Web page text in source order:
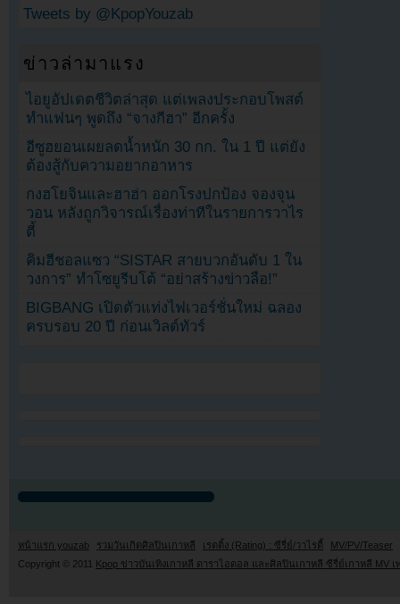
Tweets by @KpopYouzab
ข่าวล่ามาแรง
ไอยูอัปเดตชีวิตล่าสุด แต่เพลงประกอบโพสต์
ทำแฟนๆ พูดถึง “จางกีฮา” อีกครั้ง
อีซูฮยอนเผยลดน้ำหนัก 30 กก. ใน 1 ปี แต่ยัง
ต้องสู้กับความอยากอาหาร
กงฮโยจินและฮาฮ่า ออกโรงปกป้อง จองจุน
วอน หลังถูกวิจารณ์เรื่องท่าทีในรายการวาไร
ตี้
คิมฮีชอลแซว “SISTAR สายบวกอันดับ 1 ใน
วงการ” ทำโซยูรีบโต้ “อย่าสร้างข่าวลือ!”
BIGBANG เปิดตัวแท่งไฟเวอร์ชั่นใหม่ ฉลอง
ครบรอบ 20 ปี ก่อนเวิลด์ทัวร์
หน้าแรก youzab รวมวันเกิดศิลปินเกาหลี เรตติ้ง (Rating) : ซีรี่ย์/วาไรตี้
MV/PV/Teaser
Copyright © 2011 Kpop ข่าวบันเทิงเกาหลี ดาราไอดอล และศิลปินเกาหลี ซีรี่ย์เกาหลี MV